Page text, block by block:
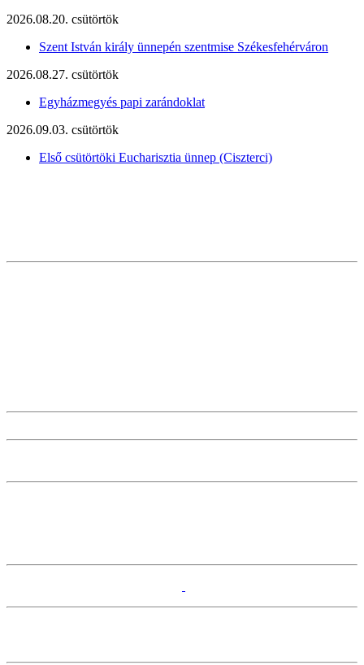
2026.08.20. csütörtök
Szent István király ünnepén szentmise Székesfehérváron
2026.08.27. csütörtök
Egyházmegyés papi zarándoklat
2026.09.03. csütörtök
Első csütörtöki Eucharisztia ünnep (Ciszterci)